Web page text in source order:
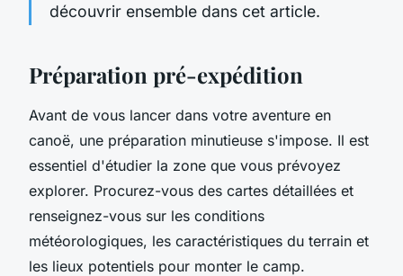
découvrir ensemble dans cet article.
Préparation pré-expédition
Avant de vous lancer dans votre aventure en
canoë, une préparation minutieuse s'impose. Il est
essentiel d'étudier la zone que vous prévoyez
explorer. Procurez-vous des cartes détaillées et
renseignez-vous sur les conditions
météorologiques, les caractéristiques du terrain et
les lieux potentiels pour monter le camp.